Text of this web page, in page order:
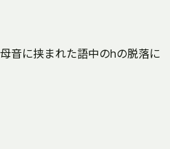
音に挟まれた語中のhの脱落に